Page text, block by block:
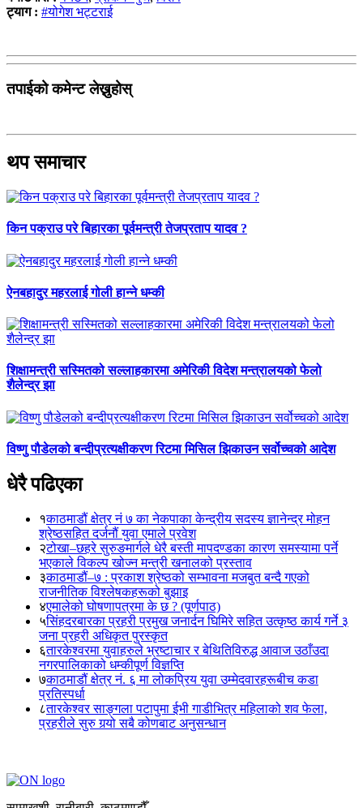
ट्याग : #योगेश भट्टराई
तपाईको कमेन्ट लेख्नुहोस्
थप समाचार
किन पक्राउ परे बिहारका पूर्वमन्त्री तेजप्रताप यादव ?
ऐनबहादुर महरलाई गोली हान्ने धम्की
शिक्षामन्त्री सस्मितको सल्लाहकारमा अमेरिकी विदेश मन्त्रालयको फेलो
शैलेन्द्र झा
विष्णु पौडेलको बन्दीप्रत्यक्षीकरण रिटमा मिसिल झिकाउन सर्वोच्चको आदेश
धेरै पढिएका
१काठमाडौं क्षेत्र नं ७ का नेकपाका केन्द्रीय सदस्य ज्ञानेन्द्र मोहन
श्रेष्ठसहित दर्जनौं युवा एमाले प्रवेश
२टोखा–छहरे सुरुङमार्गले धेरै बस्ती मापदण्डका कारण समस्यामा पर्ने
भएकाले विकल्प खोज्न मन्त्री खनालको प्रस्ताव
३काठमाडौं–७ : प्रकाश श्रेष्ठको सम्भावना मजबुत बन्दै गएको
राजनीतिक विश्लेषकहरूको बुझाइ
४एमालेको घोषणापत्रमा के छ ? (पूर्णपाठ)
५सिंहदरबारका प्रहरी प्रमुख जनार्दन घिमिरे सहित उत्कृष्ठ कार्य गर्ने ३
जना प्रहरी अधिकृत पुरस्कृत
६तारकेश्वरमा युवाहरुले भ्रष्टाचार र बेथितिविरुद्ध आवाज उठाँउदा
नगरपालिकाको धम्कीपूर्ण विज्ञप्ति
७काठमाडौं क्षेत्र नं. ६ मा लोकप्रिय युवा उम्मेदवारहरूबीच कडा
प्रतिस्पर्धा
८तारकेश्वर साङ्गला पटापुमा ईभी गाडीभित्र महिलाको शव फेला,
प्रहरीले सुरु गर्‍यो सबै कोणबाट अनुसन्धान